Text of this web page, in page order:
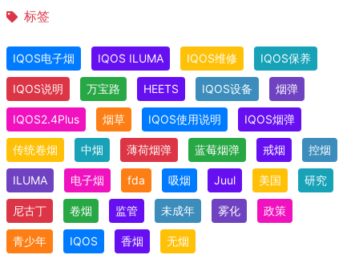
标签
IQOS电子烟 IQOS ILUMA IQOS维修 IQOS保养
IQOS说明 万宝路 HEETS IQOS设备 烟弹
IQOS2.4Plus 烟草 IQOS使用说明 IQOS烟弹
传统卷烟 中烟 薄荷烟弹 蓝莓烟弹 戒烟 控烟
ILUMA 电子烟 fda 吸烟 Juul 美国 研究
尼古丁 卷烟 监管 未成年 雾化 政策
青少年 IQOS 香烟 无烟